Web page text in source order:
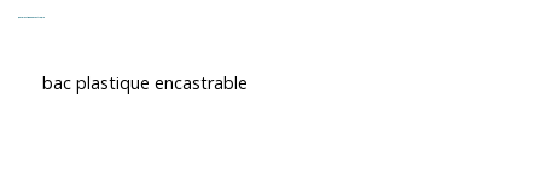
bac plastique encastrable